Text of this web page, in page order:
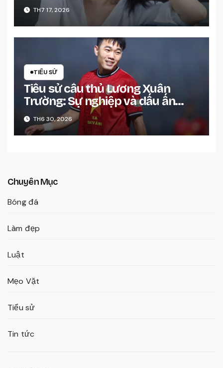
TH7 17, 2026
TIỂU SỬ
Tiểu sử cầu thủ Lương Xuân
Trường: Sự nghiệp và dấu ấn
đáng nhớ
TH6 30, 2026
Chuyên Mục
Bóng đá
Làm đẹp
Luật
Mẹo Vặt
Tiểu sử
Tin tức